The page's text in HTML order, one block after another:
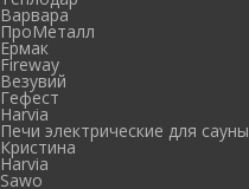
Варвара
ПроМеталл
Ермак
Fireway
Везувий
Гефест
Harvia
Печи электрические для сауны
Кристина
Harvia
Sawo